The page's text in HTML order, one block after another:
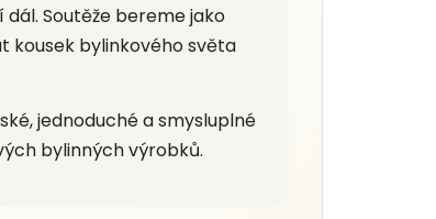
Soutěže bereme jako
kousek bylinkového světa
jednoduché a smysluplné
bylinných výrobků.